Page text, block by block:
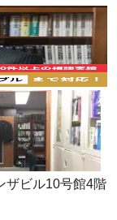
ビル10号館4階